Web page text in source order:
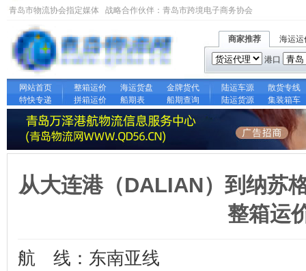
青岛市物流协会指定媒体 战略合作伙伴： 青岛市跨境电子商务协会
商家推荐 海运运
港口
网站首页 整箱运价 海运货盘 金牌货代 陆运车源
散货专线
特快专递
拼箱运价 船期表 船期查询 陆运货源 集装箱车
从大连港（DALIAN）到纳苏
整箱运
航 线：东南亚线